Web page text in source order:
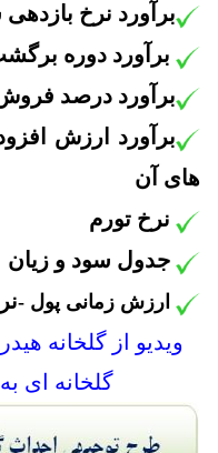
برآورد نرخ بازدهی
برآورد دوره
برآورد درصد
برآورد
ارزش
های آن
نرخ تورم
جدول سود و زیان
ارزش زمانی پول -
ویدیو از گلخانه
گلخانه ای